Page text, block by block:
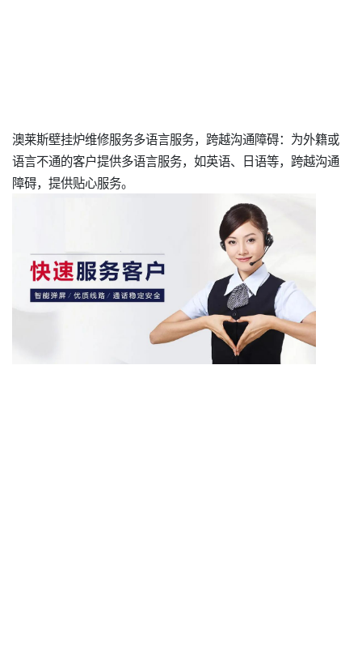
澳莱斯壁挂炉维修服务多语言服务，跨越沟通障碍：为外籍或
语言不通的客户提供多语言服务，如英语、日语等，跨越沟通
障碍，提供贴心服务。